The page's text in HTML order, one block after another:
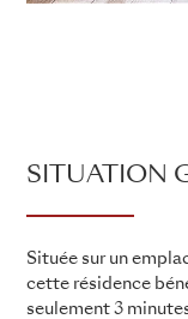
SITUATION
Située sur un
cette résidence
seulement 3